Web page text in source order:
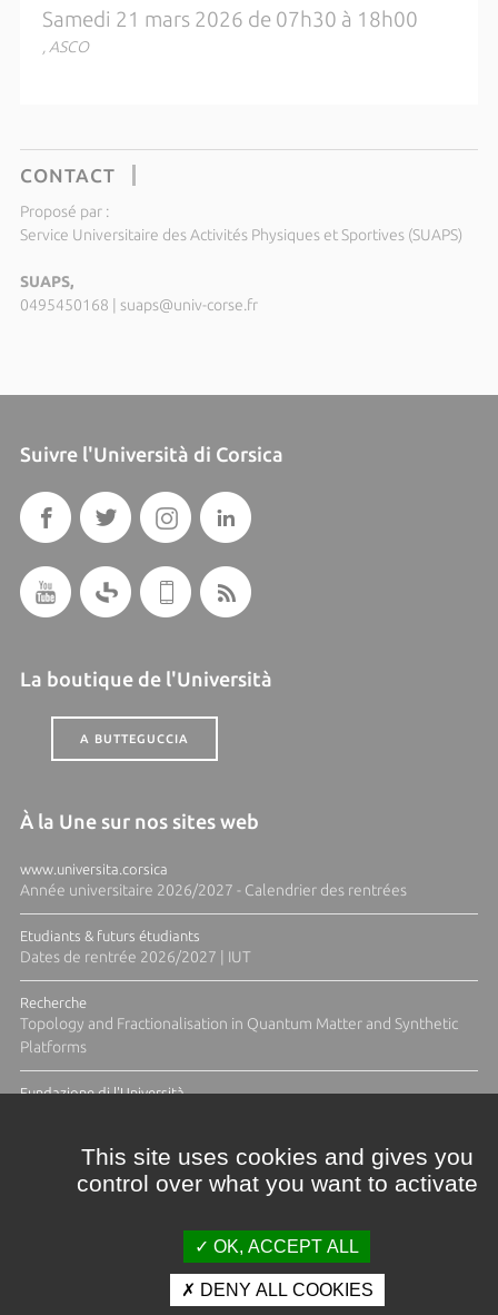
Samedi 21 mars 2026 de 07h30 à 18h00
, ASCO
CONTACT
Proposé par :
Service Universitaire des Activités Physiques et Sportives (SUAPS)
SUAPS,
0495450168 | suaps@univ-corse.fr
Suivre l'Università di Corsica
La boutique de l'Università
A BUTTEGUCCIA
À la Une sur nos sites web
www.universita.corsica
Année universitaire 2026/2027 - Calendrier des rentrées
Etudiants & futurs étudiants
Dates de rentrée 2026/2027 | IUT
Recherche
Topology and Fractionalisation in Quantum Matter and Synthetic
Platforms
Fundazione di l'Università
This site uses cookies and gives you
control over what you want to activate
OK, ACCEPT ALL
DENY ALL COOKIES